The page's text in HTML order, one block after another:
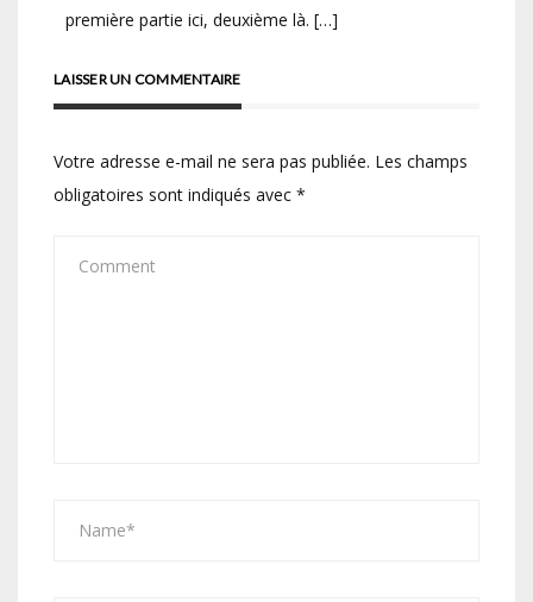
première partie ici, deuxième là. […]
LAISSER UN COMMENTAIRE
Votre adresse e-mail ne sera pas publiée. Les champs
obligatoires sont indiqués avec *